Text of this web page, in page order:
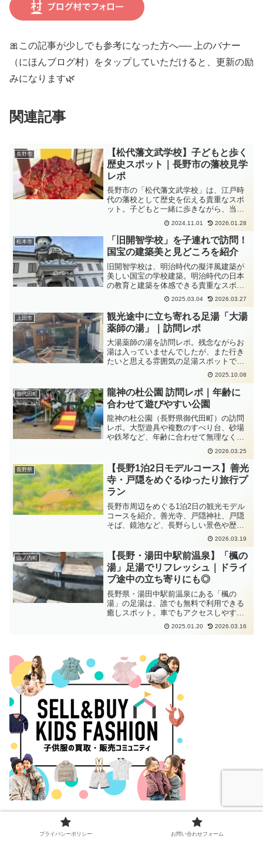
🎀この記事が少しでも参考になった方へ── 上のバナー
（にほんブログ村）をタップしていただけると、更新の励
みになります🌿
関連記事
長野市
【松代藩文武学校】子どもと歩く
歴史スポット｜長野市の藩校見学
レポ
長野市の「松代藩文武学校」は、江戸時
代の藩校として歴史を伝える貴重なスポ
ット。子どもと一緒に歩きながら、当時
の学びの場を体感できる施設です。実際
に訪れたレポートをお届けします。
2024.11.01 2026.01.28
松本市
「旧開智学校」を子連れで訪問！
国宝の建築美と見どころを紹介
旧開智学校は、明治時代の擬洋風建築が
美しい国宝の学校建築。明治時代の日本
の教育と建築を体感できる貴重なスポッ
トです。歴史的な校舎の美しさに触れ、
昔の小学校の雰囲気を味わいながら、学
びの楽しさを感じられる場所。松本市観
光の際には、ぜひ立ち寄ってみてくださ
い！
2025.03.04 2026.03.27
上田市
観光途中に立ち寄れる足湯「大湯
薬師の湯」｜訪問レポ
大湯薬師の湯を訪問レポ。残念ながらお
湯は入っていませんでしたが、また行き
たいと思える雰囲気の足湯スポットでし
た。観光の合間に立ち寄れる憩いの場所
2025.10.08
御代田町
龍神の杜公園 訪問レポ｜年齢に
合わせて遊びやすい公園
龍神の杜公園（長野県御代田町）の訪問
レポ。大型遊具や複数のすべり台、砂場
や鉄琴など、年齢に合わせて無理なく楽
しめる公園の様子を紹介します。2026.03.25
長野県
【長野1泊2日モデルコース】善光
寺・戸隠をめぐるゆったり旅行プ
ラン
長野市周辺をめぐる1泊2日の観光モデル
コースを紹介。善光寺、戸隠神社、戸隠
そば、鏡池など、長野らしい景色や歴史
2026.03.19
山ノ内町
【長野・湯田中駅前温泉】「楓の
湯」足湯でリフレッシュ｜ドライ
ブ途中の立ち寄りにも◎
長野県・湯田中駅前温泉にある「楓の
湯」の足湯は、誰でも無料で利用できる
癒しスポット。車でもアクセスしやす
く、観光やドライブの合間に立ち寄って
足元からリフレッシュできます。
2025.01.20 2026.03.16
【新規会員登録で【300ポイントプレゼント】♪】
プライバシーポリシー お問い合わせフォーム